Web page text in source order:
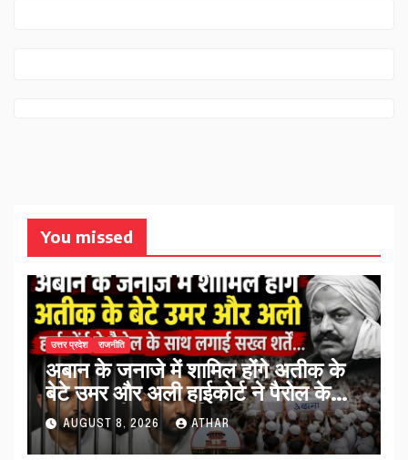
You missed
उत्तर प्रदेश राजनीति
अबान के जनाजे में शामिल होंगे अतीक के
बेटे उमर और अली हाईकोर्ट ने पैरोल के
साथ लगाईं सख्त शर्तें…
AUGUST 8, 2026 ATHAR